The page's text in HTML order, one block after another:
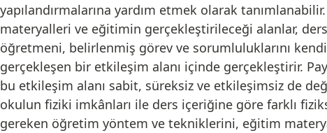
yapılandırmalarına yardım etmek olarak
materyalleri ve eğitimin gerçekleştirileceği alanlar,
öğretmeni, belirlenmiş görev ve sorumluluklarını
gerçekleşen bir etkileşim alanı içinde gerçekleştirir.
bu etkileşim alanı sabit, süreksiz ve etkileşimsiz de
okulun fiziki imkânları ile ders içeriğine göre farklı
gereken öğretim yöntem ve tekniklerini, eğitim